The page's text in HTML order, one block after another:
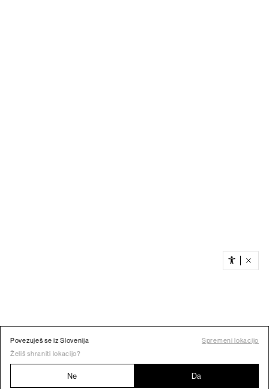
Povezuješ se iz Slovenija
Spremeni lokacijo
Želiš shraniti lokacijo?
Ne Da